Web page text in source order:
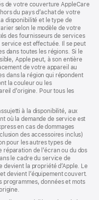
de votre couverture AppleCare
du pays d’achat de votre
disponibilité et le type de
selon le modèle de votre
des fournisseurs de services
service est effectuée. Il se peut
dans toutes les régions. Si le
Apple peut, à son entière
de votre appareil au
dans la région qui répondent
la couleur ou les
d’origine. Pour tous les
à la disponibilité, aux
où la demande de service est
en cas de dommages
des accessoires inclus)
pour les autres types de
de l’écran ou du dos
le cadre du service de
devient la propriété d’Apple. Le
devient l’équipement couvert.
programmes, données et mots